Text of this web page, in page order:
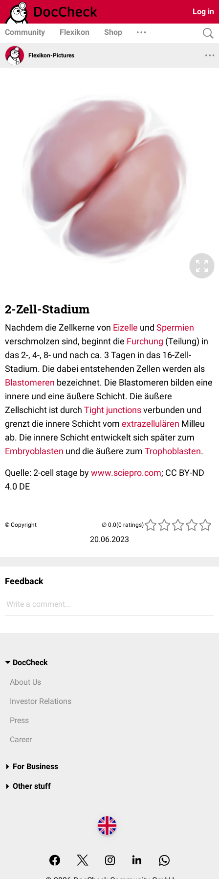
Log in
Community Flexikon Shop
Flexikon-Pictures
2-Zell-Stadium
Nachdem die Zellkerne von Eizelle und Spermien
verschmolzen sind, beginnt die Furchung (Teilung) in
das 2-, 4-, 8- und nach ca. 3 Tagen in das 16-Zell-
Stadium. Die dabei entstehenden Zellen werden als
Blastomeren bezeichnet. Die Blastomeren bilden eine
innere und eine äußere Schicht. Die äußere
Zellschicht ist durch Tight junctionsverbunden und
grenzt die innere Schicht vom extrazellulären Milleu
ab. Die innere Schicht entwickelt sich später zum
Embryoblasten und die äußere zum Trophoblasten.
Quelle: 2-cell stage bywww.sciepro.com; CC BY-ND
4.0 DE
© Copyright
20.06.2023
(0 ratings)
Feedback
Write a comment...
DocCheck
About Us
Investor Relations
Press
Career
For Business
Other stuff